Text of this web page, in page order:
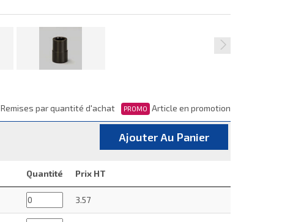
Remises par quantité d'achat PROMO Article en promotion
Ajouter Au Panier
Quantité Prix HT
3.57